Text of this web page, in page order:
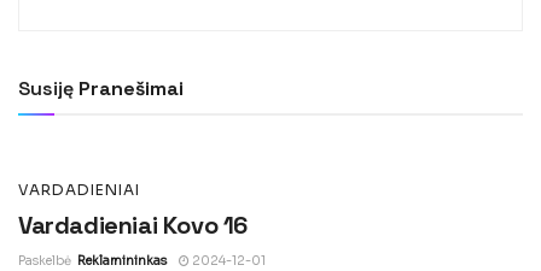
Susiję Pranešimai
Paskelbė
VARDADIENIAI
Vardadieniai Kovo 16
Paskelbė Reklamininkas 2024-12-01